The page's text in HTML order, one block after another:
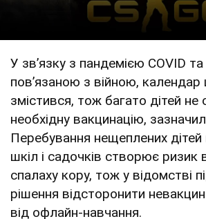
У зв’язку з пандемією COVID
пов’язаною з війною,
змістився, тож багато дітей не
необхідну вакцинацію,
Перебування нещеплених
шкіл і садочків створює ризик
спалаху кору, тож у відомстві
рішення відсторонити
від офлайн-навчання.